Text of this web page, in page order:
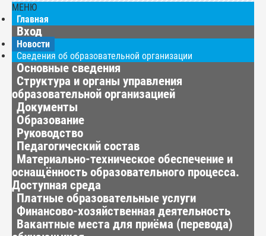
МЕНЮ
Главная
Вход
Новости
Сведения об образовательной организации
Основные сведения
Структура и органы управления
образовательной организацией
Документы
Образование
Руководство
Педагогический состав
Материально-техническое обеспечение и
оснащённость образовательного процесса.
Доступная среда
Платные образовательные услуги
Финансово-хозяйственная деятельность
Вакантные места для приёма (перевода)